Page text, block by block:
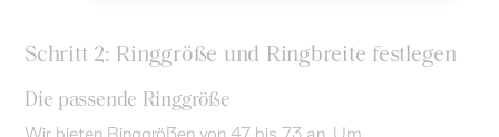
Schritt 2: Ringgröße und Ringbreite festlegen
Die passende Ringgröße
Wir bieten Ringgrößen von 47 bis 73 an. Um